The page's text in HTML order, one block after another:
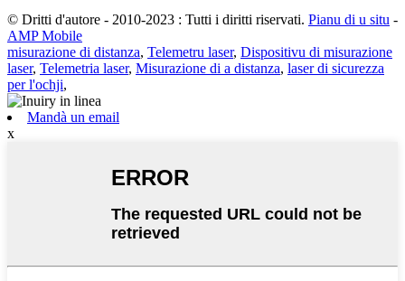
© Dritti d'autore - 2010-2023 : Tutti i diritti riservati. Pianu di u situ -
AMP Mobile
misurazione di distanza, Telemetru laser, Dispositivu di misurazione
laser, Telemetria laser, Misurazione di a distanza, laser di sicurezza
per l'ochji,
Mandà un email
x